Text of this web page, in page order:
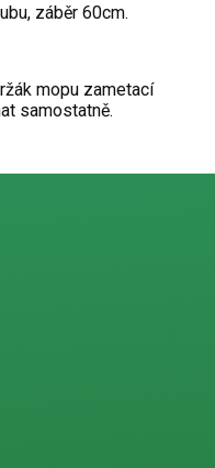
záběr 60cm.
mopu zametací
samostatně.